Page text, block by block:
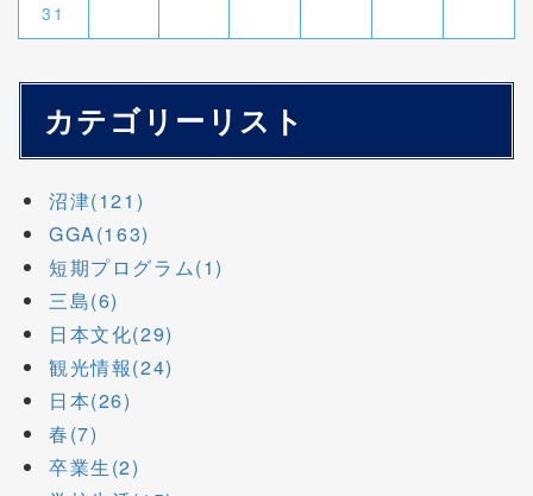
31
カテゴリーリスト
沼津(121)
GGA(163)
短期プログラム(1)
三島(6)
日本文化(29)
観光情報(24)
日本(26)
春(7)
卒業生(2)